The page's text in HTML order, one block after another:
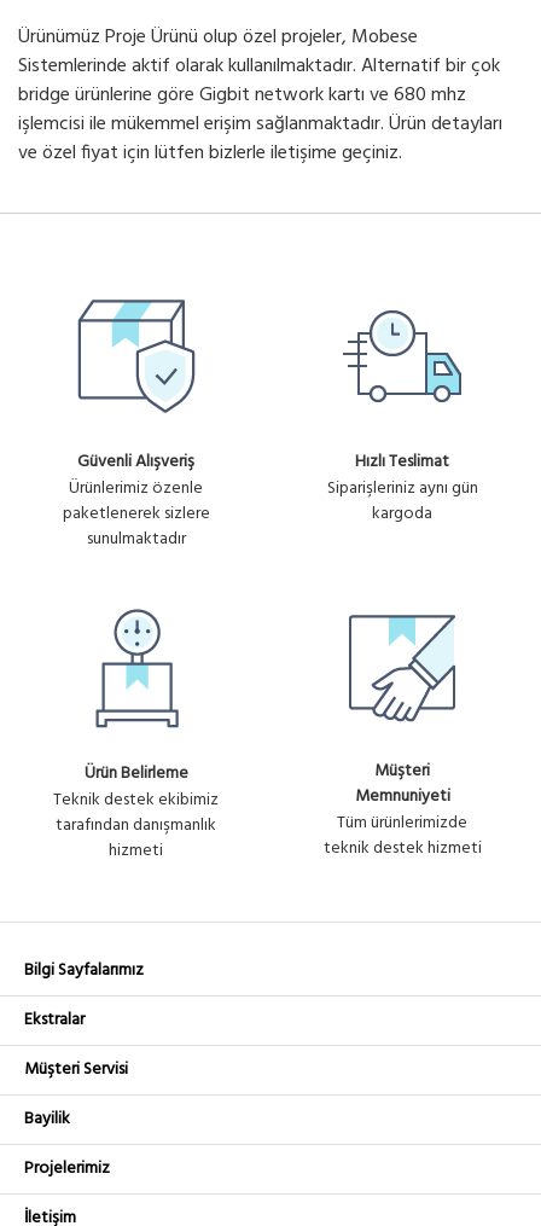
Ürünümüz Proje Ürünü olup özel projeler, Mobese
Sistemlerinde aktif olarak kullanılmaktadır. Alternatif bir çok
bridge ürünlerine göre Gigbit network kartı ve 680 mhz
işlemcisi ile mükemmel erişim sağlanmaktadır. Ürün detayları
ve özel fiyat için lütfen bizlerle iletişime geçiniz.
Güvenli Alışveriş
Ürünlerimiz özenle
paketlenerek sizlere
sunulmaktadır
Hızlı Teslimat
Siparişleriniz aynı gün
kargoda
Ürün Belirleme
Teknik destek ekibimiz
tarafından danışmanlık
hizmeti
Müşteri
Memnuniyeti
Tüm ürünlerimizde
teknik destek hizmeti
Bilgi Sayfalarımız
Ekstralar
Müşteri Servisi
Bayilik
Projelerimiz
İletişim